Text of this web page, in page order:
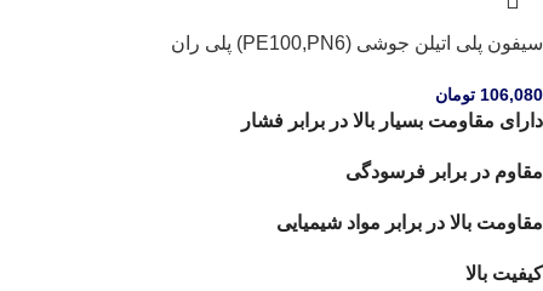
سیفون پلی اتیلن جوشی (PE100,PN6) پلی ران
106,080 تومان
دارای مقاومت بسیار بالا در برابر فشار
مقاوم در برابر فرسودگی
مقاومت بالا در برابر مواد شیمیایی
کیفیت بالا